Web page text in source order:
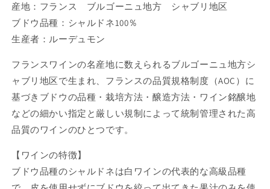
産地：フランス ブルゴーニュ地方 シャブリ地区
ブドウ品種：シャルドネ100％
生産者：ルーデュモン
フランスワインの名産地に数えられるブルゴーニュ地方シ
ャブリ地区で生まれ、フランスの品質規格制度（AOC）に
基づきブドウの品種・栽培方法・醸造方法・ワイン銘醸地
などの細かい指定と厳しい規制によって統制管理された高
品質のワインのひとつです。
【ワインの特徴】
ブドウ品種のシャルドネは白ワインの代表的な高級品種